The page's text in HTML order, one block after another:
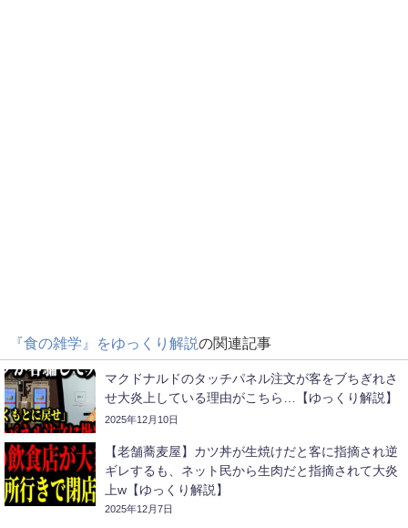
『食の雑学』をゆっくり解説の関連記事
マクドナルドのタッチパネル注文が客をブちぎれさ
せ大炎上している理由がこちら…【ゆっくり解説】
2025年12月10日
【老舗蕎麦屋】カツ丼が生焼けだと客に指摘され逆
ギレするも、ネット民から生肉だと指摘されて大炎
上w【ゆっくり解説】
2025年12月7日